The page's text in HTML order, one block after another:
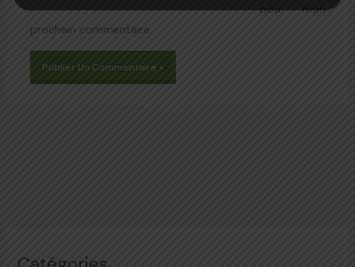
pour mon
prochain commentaire.